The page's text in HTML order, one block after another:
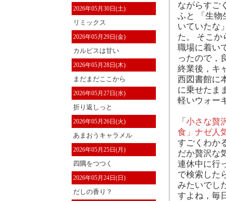
2026年05月30日(土)
リミックス
2026年05月29日(金)
カルピスは甘い
2026年05月28日(木)
まだまだここから
2026年05月27日(水)
折り返しっと
2026年05月26日(火)
あまおうキャラメル
2026年05月25日(月)
四隅をつつく
2026年05月24日(日)
だしの香り？
ながらすご
ふと 「生物
いていたな
た。 そこか
職場に着い
ったので，
終業後，キ
西図書館に
に乗せたま
軽いウォー
「 小さな贅
食」ナゼ人
すごくわか
だか贅沢な
連休中に行
で検索した
みたいでし
すよね，毎